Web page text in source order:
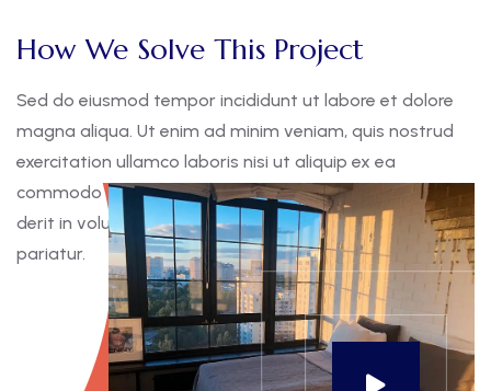
How We Solve This Project
Sed do eiusmod tempor incididunt ut labore et dolore
magna aliqua. Ut enim ad minim veniam, quis nostrud
exercitation ullamco laboris nisi ut aliquip ex ea
commodo consequat. Duis aute irure dolor in reprehen
derit in voluptate velit esse cillum dolore eu fugiat nulla
pariatur.